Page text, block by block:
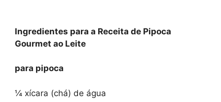
Ingredientes para a Receita de Pipoca
Gourmet ao Leite
para pipoca
¼ xícara (chá) de água